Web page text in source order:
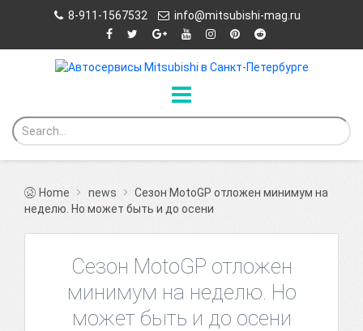
8-911-1567532 info@mitsubishi-mag.ru
Home news
Сезон MotoGP отложен минимум на
неделю. Но может быть и до осени
Сезон MotoGP отложен
минимум на неделю. Но
может быть и до осени